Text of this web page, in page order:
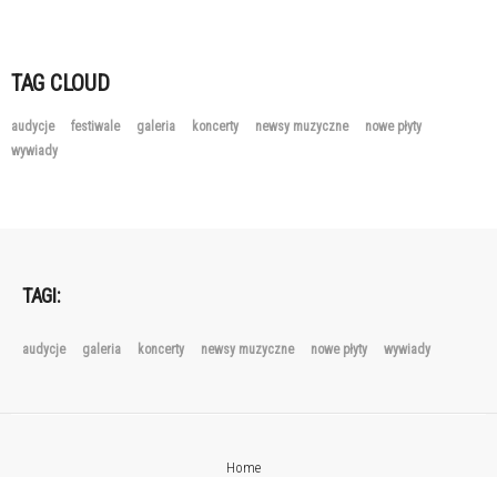
TAG CLOUD
audycje festiwale galeria koncerty newsy muzyczne
nowe płyty
wywiady
TAGI:
audycje galeria koncerty newsy muzyczne nowe płyty wywiady
Home